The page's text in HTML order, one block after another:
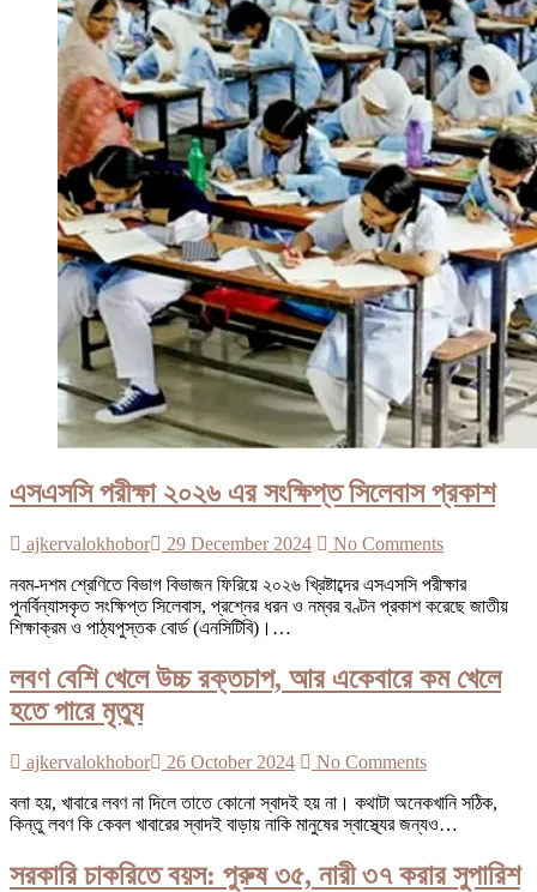
এসএসসি পরীক্ষা ২০২৬ এর সংক্ষিপ্ত সিলেবাস প্রকাশ
ajkervalokhobor 29 December 2024
No Comments
নবম-দশম শ্রেণিতে বিভাগ বিভাজন ফিরিয়ে ২০২৬ খ্রিষ্টাব্দের এসএসসি পরীক্ষার
পুনর্বিন্যাসকৃত সংক্ষিপ্ত সিলেবাস, প্রশ্নের ধরন ও নম্বর বণ্টন প্রকাশ করেছে জাতীয়
শিক্ষাক্রম ও পাঠ্যপুস্তক বোর্ড (এনসিটিবি)।…
লবণ বেশি খেলে উচ্চ রক্তচাপ, আর একেবারে কম খেলে
হতে পারে মৃত্যু
ajkervalokhobor 26 October 2024
No Comments
বলা হয়, খাবারে লবণ না দিলে তাতে কোনো স্বাদই হয় না। কথাটা অনেকখানি সঠিক,
কিন্তু লবণ কি কেবল খাবারের স্বাদই বাড়ায় নাকি মানুষের স্বাস্থ্যের জন্যও…
সরকারি চাকরিতে বয়স: পুরুষ ৩৫, নারী ৩৭ করার সুপারিশ